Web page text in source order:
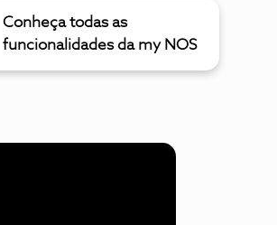
Conheça todas as
funcionalidades da my NOS